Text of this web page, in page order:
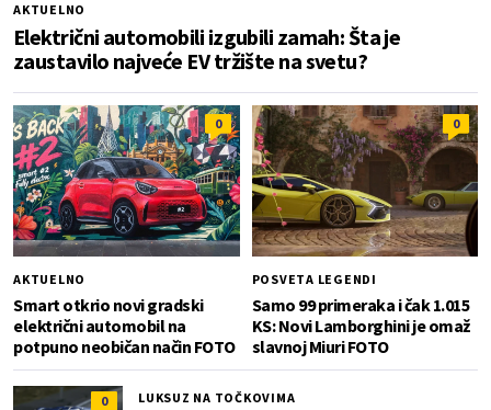
AKTUELNO
Električni automobili izgubili zamah: Šta je
zaustavilo najveće EV tržište na svetu?
0
AKTUELNO
Smart otkrio novi gradski
električni automobil na
potpuno neobičan način FOTO
0
POSVETA LEGENDI
Samo 99 primeraka i čak 1.015
KS: Novi Lamborghini je omaž
slavnoj Miuri FOTO
0 LUKSUZ NA TOČKOVIMA